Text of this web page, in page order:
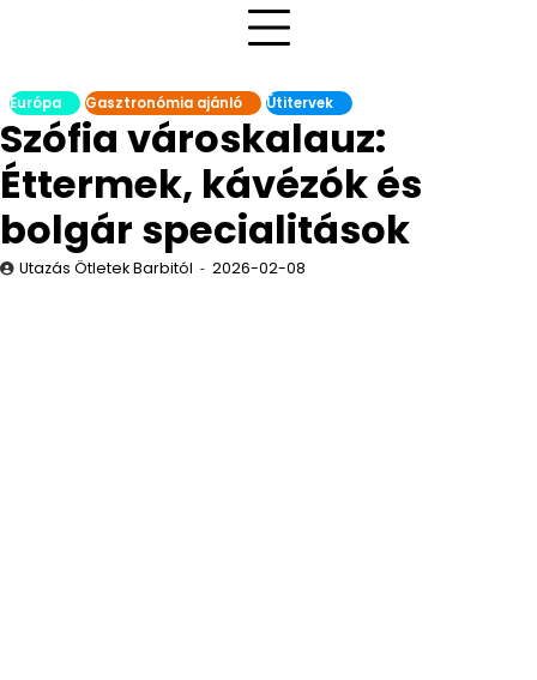
Európa Gasztronómia ajánló Útitervek
Szófia városkalauz:
Éttermek, kávézók és
bolgár specialitások
Utazás Ötletek Barbitól 2026-02-08